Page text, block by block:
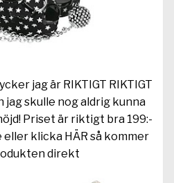
jag är RIKTIGT RIKTIGT
jag skulle nog aldrig kunna
Priset är riktigt bra 199:-
eller klicka HÄR så kommer
direkt